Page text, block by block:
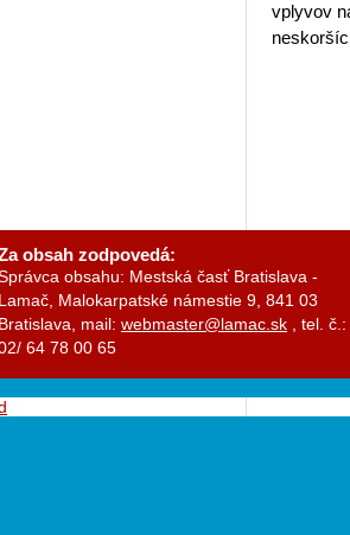
vplyvov
obsah zodpovedá:
obsahu: Mestská časť Bratislava -
Lamač, Malokarpatské námestie 9, 841 03
Bratislava, mail: webmaster@lamac.sk , tel. č.:
64 78 00 65